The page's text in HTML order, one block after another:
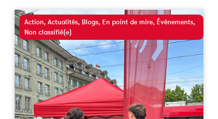
Action, Actualités, Blogs, En point de mire, Événements,
Non classifié(e)